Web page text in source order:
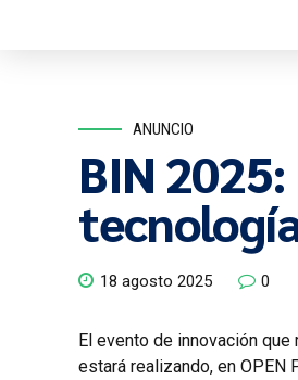
ANUNCIO
BIN
18 agosto 2025 0
El evento de innovación
estará realizando, en OPEN